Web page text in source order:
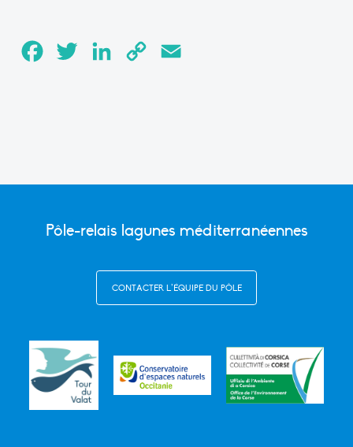
FacebookTwitter LinkedInCopy
Pôle-relais lagunes méditerranéennes
CONTACTER L’ÉQUIPE DU PÔLE